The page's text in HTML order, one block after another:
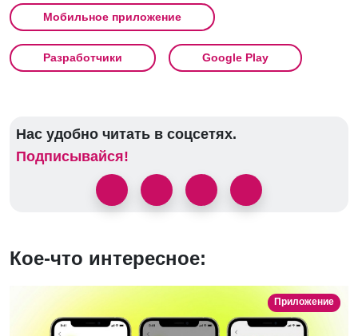
Мобильное приложение
Разработчики Google Play
Нас удобно читать в соцсетях.
Подписывайся!
Кое-что интересное:
Приложение